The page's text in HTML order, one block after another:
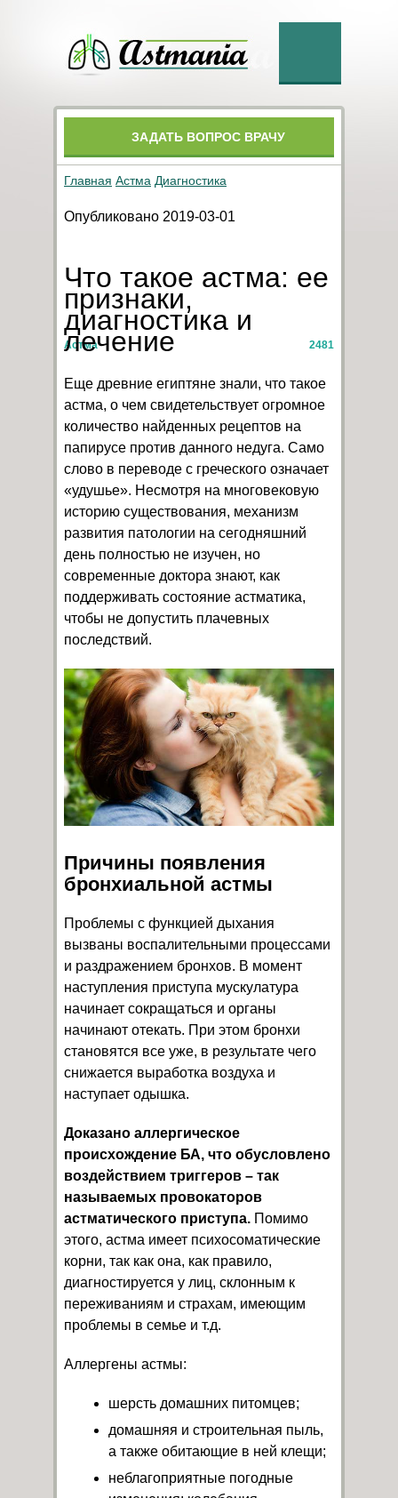
ЗАДАТЬ ВОПРОС ВРАЧУ
Главная Астма Диагностика
Опубликовано 2019-03-01
Что такое астма: ее
признаки,
диагностика и
лечение
Астма 2481
Еще древние египтяне знали, что такое
астма, о чем свидетельствует огромное
количество найденных рецептов на
папирусе против данного недуга. Само
слово в переводе с греческого означает
«удушье». Несмотря на многовековую
историю существования, механизм
развития патологии на сегодняшний
день полностью не изучен, но
современные доктора знают, как
поддерживать состояние астматика,
чтобы не допустить плачевных
последствий.
Причины появления
бронхиальной астмы
Проблемы с функцией дыхания
вызваны воспалительными процессами
и раздражением бронхов. В момент
наступления приступа мускулатура
начинает сокращаться и органы
начинают отекать. При этом бронхи
становятся все уже, в результате чего
снижается выработка воздуха и
наступает одышка.
Доказано аллергическое
происхождение БА, что обусловлено
воздействием триггеров – так
называемых провокаторов
астматического приступа. Помимо
этого, астма имеет психосоматические
корни, так как она, как правило,
диагностируется у лиц, склонным к
переживаниям и страхам, имеющим
проблемы в семье и т.д.
Аллергены астмы:
шерсть домашних питомцев;
домашняя и строительная пыль,
а также обитающие в ней клещи;
неблагоприятные погодные